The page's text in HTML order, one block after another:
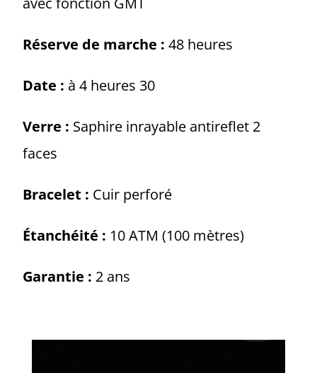
Réserve de marche : 48 heures
Date : à 4 heures 30
Verre : Saphire inrayable antireflet 2
faces
Bracelet : Cuir perforé
Étanchéité : 10 ATM (100 mètres)
Garantie : 2 ans